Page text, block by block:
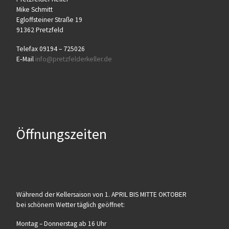
Mike Schmitt
Egloff­stei­ner Stra­ße 19
91362 Pretzfeld
Tele­fax 09194 – 725026
E‑Mail info@​pretzfelderkeller.​de
Öffnungszeiten
Wäh­rend der Kel­ler­sai­son von 1. APRIL BIS MITTE OKTOBER
bei schö­nem Wet­ter täg­lich geöffnet:
Mon­tag – Don­ners­tag ab 16 Uhr